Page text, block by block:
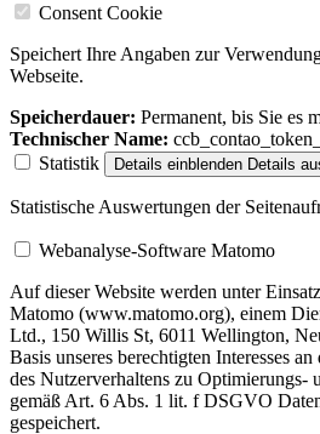
Consent Cookie
Speichert Ihre Angaben zur
Webseite.
Speicherdauer: Permanent, bis Sie es
Technischer Name:
Statistik
Details einblenden Details
Statistische Auswertungen der
Webanalyse-Software Matomo
Auf dieser Website werden unter
Matomo (www.matomo.org), einem
Ltd., 150 Willis St, 6011 Wellington,
Basis unseres berechtigten Interesses
des Nutzerverhaltens zu Optimierungs-
gemäß Art. 6 Abs. 1 lit. f DSGVO
gespeichert.